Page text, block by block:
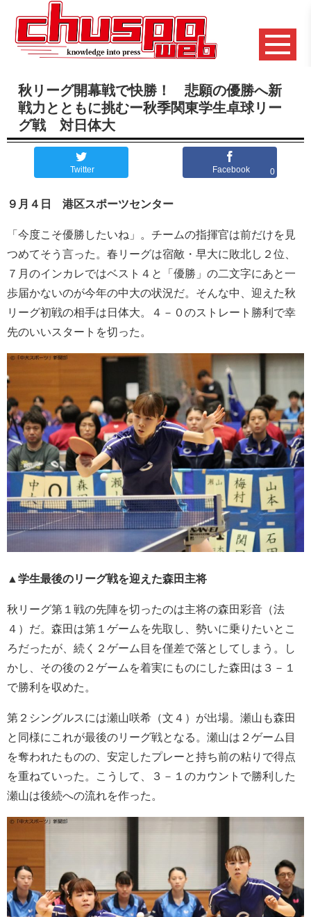
秋リーグ開幕戦で快勝！ 悲願の優勝へ新
戦力とともに挑むー秋季関東学生卓球リー
グ戦 対日体大
Twitter Facebook 0
９月４日 港区スポーツセンター
「今度こそ優勝したいね」。チームの指揮官は前だけを見
つめてそう言った。春リーグは宿敵・早大に敗北し２位、
７月のインカレではベスト４と「優勝」の二文字にあと一
歩届かないのが今年の中大の状況だ。そんな中、迎えた秋
リーグ初戦の相手は日体大。４－０のストレート勝利で幸
先のいいスタートを切った。
▲学生最後のリーグ戦を迎えた森田主将
秋リーグ第１戦の先陣を切ったのは主将の森田彩音（法
４）だ。森田は第１ゲームを先取し、勢いに乗りたいとこ
ろだったが、続く２ゲーム目を僅差で落としてしまう。し
かし、その後の２ゲームを着実にものにした森田は３－１
で勝利を収めた。
第２シングルスには瀬山咲希（文４）が出場。瀬山も森田
と同様にこれが最後のリーグ戦となる。瀬山は２ゲーム目
を奪われたものの、安定したプレーと持ち前の粘りで得点
を重ねていった。こうして、３－１のカウントで勝利した
瀬山は後続への流れを作った。